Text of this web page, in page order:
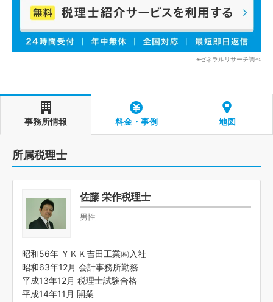
※ゼネラルリサーチ調べ
事務所情報 料金・事例 地図
所属税理士
佐藤 栄作税理士
男性
昭和56年 ＹＫＫ吉田工業㈱入社
昭和63年12月 会計事務所勤務
平成13年12月 税理士試験合格
平成14年11月 開業